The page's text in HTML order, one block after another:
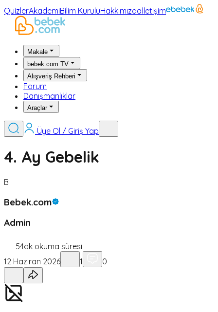
QuizlerAkademiBilim KuruluHakkımızdaİletişim
Makale
bebek.com TV
Alışveriş Rehberi
Forum
Danışmanlıklar
Araçlar
Üye Ol / Giriş Yap
4. Ay Gebelik
B
Bebek.com
Admin
54dk okuma süresi
12 Haziran 2026
1 0